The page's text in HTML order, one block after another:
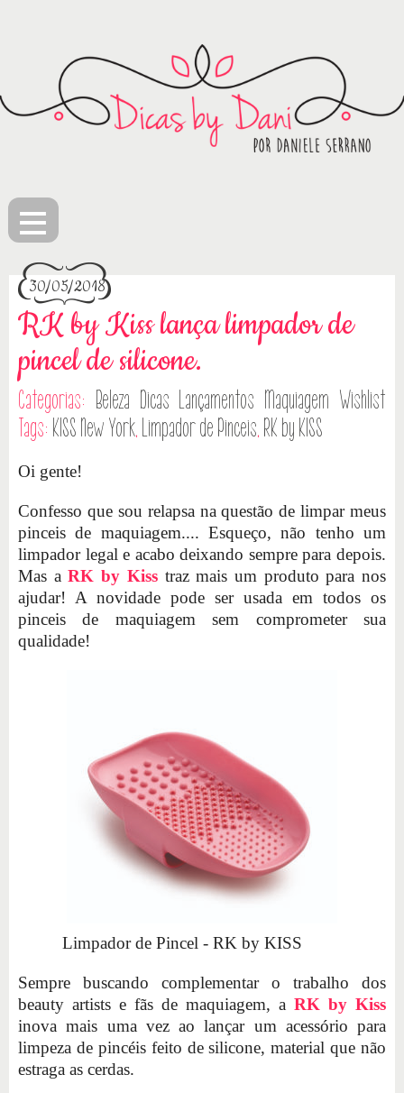
≡
30/05/2018
RK by Kiss lança limpador de
pincel de silicone.
Categorias: Beleza Dicas Lançamentos Maquiagem Wishlist
Tags: KISS New York, Limpador de Pinceis, RK by KISS
Oi gente!
Confesso que sou relapsa na questão de limpar meus
pinceis de maquiagem.... Esqueço, não tenho um
limpador legal e acabo deixando sempre para depois.
Mas aRK by Kisstraz mais um produto para nos
ajudar! A novidade pode ser usada em todos os
pinceis de maquiagem sem comprometer sua
qualidade!
Limpador de Pincel - RK by KISS
Sempre buscando complementar o trabalho dos
beauty artists e fãs de maquiagem, a RK by Kiss
inova mais uma vez ao lançar um acessório para
limpeza de pincéis feito de silicone, material que não
estraga as cerdas.